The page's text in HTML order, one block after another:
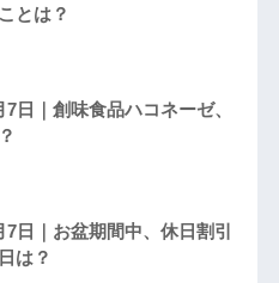
とは？
日｜創味食品ハコネーゼ、
日｜お盆期間中、休日割引
は？